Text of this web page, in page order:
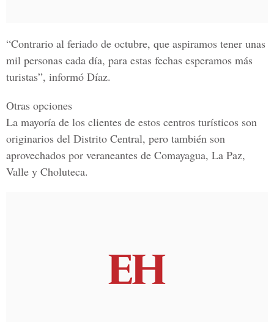
“Contrario al feriado de octubre, que aspiramos tener unas
mil personas cada día, para estas fechas esperamos más
turistas”, informó Díaz.
Otras opciones
La mayoría de los clientes de estos centros turísticos son
originarios del Distrito Central, pero también son
aprovechados por veraneantes de Comayagua, La Paz,
Valle y Choluteca.